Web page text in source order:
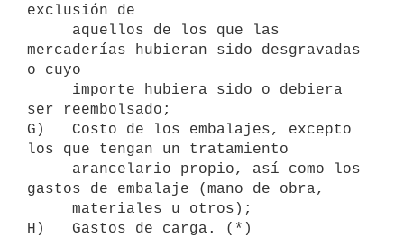
exclusión de
mercaderías hubieran sido desgravadas
o cuyo
ser reembolsado;
G)   Costo de los embalajes, excepto
los que tengan un tratamiento
gastos de embalaje (mano de obra,